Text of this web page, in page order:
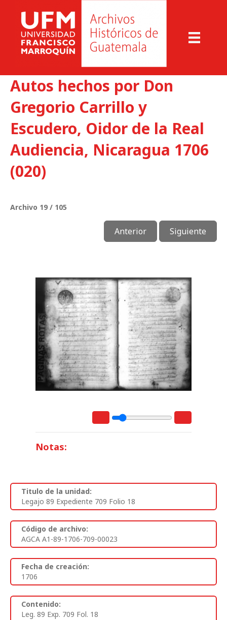
Autos hechos por Don
Gregorio Carrillo y
Escudero, Oidor de la Real
Audiencia, Nicaragua 1706
(020)
Archivo 19 / 105
Anterior Siguiente
Notas:
Titulo de la unidad:
Legajo 89 Expediente 709 Folio 18
Código de archivo:
AGCA A1-89-1706-709-00023
Fecha de creación:
1706
Contenido:
Leg. 89 Exp. 709 Fol. 18